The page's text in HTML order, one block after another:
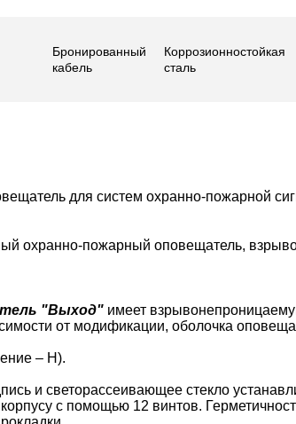
Бронированный
кабель
Коррозионностойкая
сталь
для систем охранно-пожарной
охранно-пожарный оповещатель,
"Выход" имеет
от модификации, оболочка
– Н).
и светорассеивающее стекло
с помощью 12 винтов.